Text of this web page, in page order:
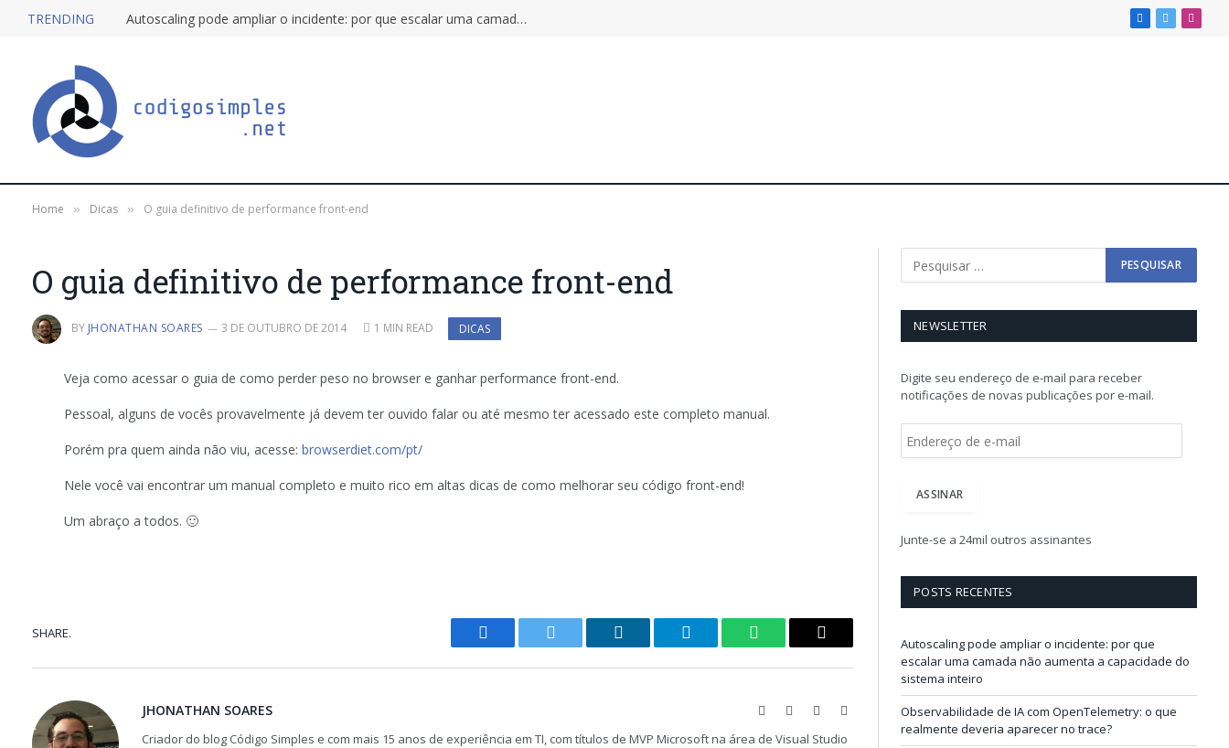
TRENDING Autoscaling pode ampliar o incidente: por que escalar uma camada não aumenta a capacidade do sistema inteiro Facebook
X
Home » Dicas » O guia definitivo de performance front-end
O guia definitivo de performance front-end
BY JHONATHAN SOARES 3 DE OUTUBRO DE 2014 1 MIN READ DICAS
Veja como acessar o guia de como perder peso no browser e ganhar performance front-end.
Pessoal, alguns de vocês provavelmente já devem ter ouvido falar ou até mesmo ter acessado este completo manual.
Porém pra quem ainda não viu, acesse:browserdiet.com/pt/
Nele você vai encontrar um manual completo e muito rico em altas dicas de como melhorar seu código front-end!
Um abraço a todos. 🙂
SHARE.
Facebook Twitter LinkedIn Telegram WhatsAppCopy
JHONATHAN SOARES WebsiteFacebook
Criador do blog Código Simples e com mais 15 anos de experiência em TI, com títulos de MVP Microsoft na área de Visual Studio
NEWSLETTER
Digite seu endereço de e-mail para receber
notificações de novas publicações por e-mail.
ç
o
e
m
a
i
l
ASSINAR
Junte-se a 24mil outros assinantes
POSTS RECENTES
Autoscaling pode ampliar o incidente: por que
escalar uma camada não aumenta a capacidade do
sistema inteiro
Observabilidade de IA com OpenTelemetry: o que
realmente deveria aparecer no trace?